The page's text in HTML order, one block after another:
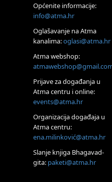
Tečaj Višeg Vodstva,
Online
Postanite Nositelj Vibracije
Visoko
Alemka Dauskardt –
konstelacija
Zagreb
HOD PO ŽERAVICI –
SoulFest – Festival glazbe,
Zagreb
Access BARS® edukacija
Općenite informacije:
info@atma.hr
Oglašavanje na Atma
kanalima:oglasi@atma.hr
Atma webshop:
Prijave za događanja u
Atma centru i online:
events@atma.hr
Organizacija događaja u
Atma centru:
ena.milinković@atma.hr
Slanje knjiga Bhagavad-
gita: paketi@atma.hr